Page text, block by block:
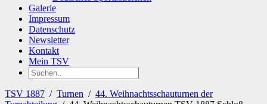
Galerie
Impressum
Datenschutz
Newsletter
Kontakt
Mein TSV
TSV 1887 / Turnen / 44. Weihnachtsschauturnen der